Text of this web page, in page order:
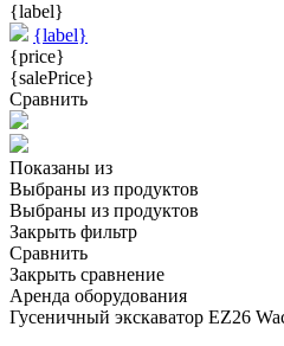
{label}
{label}
{price}
{salePrice}
Сравнить
Показаны из
Выбраны из продуктов
Выбраны из продуктов
Закрыть фильтр
Сравнить
Закрыть сравнение
Аренда оборудования
Гусеничный экскаватор EZ26